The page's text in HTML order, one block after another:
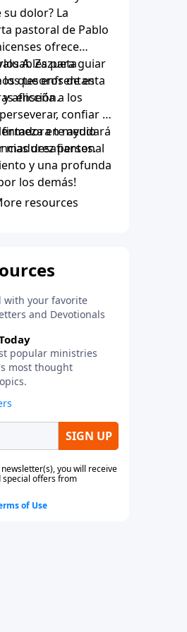
dolor? La
pastoral de Pablo
ofrece
para guiar
que enfrentan
aflicción.
A. Zazueta
los tesoros de esta
enseña a los
confiar y
en medio
desafiantes.
te ayudará
madurez personal
y una profunda
los demás!
resources